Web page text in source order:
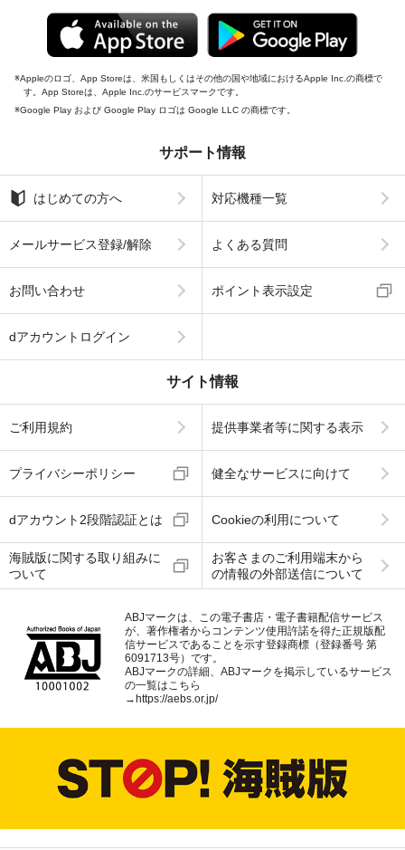
Appleのロゴ、App Storeは、米国もしくはその他の国や地域におけるApple Inc.の商標で
す。App Storeは、Apple Inc.のサービスマークです。
Google Play および Google Play ロゴは Google LLC の商標です。
サポート情報
はじめての方へ 対応機種一覧
メールサービス登録/解除 よくある質問
お問い合わせ ポイント表示設定
dアカウントログイン
サイト情報
ご利用規約 提供事業者等に関する表示
プライバシーポリシー 健全なサービスに向けて
dアカウント2段階認証とは Cookieの利用について
海賊版に関する取り組みに
ついて
お客さまのご利用端末から
の情報の外部送信について
ABJマークは、この電子書店・電子書籍配信サービス
が、著作権者からコンテンツ使用許諾を得た正規版配
信サービスであることを示す登録商標（登録番号 第
6091713号）です。
ABJマークの詳細、ABJマークを掲示しているサービス
の一覧はこちら
→ https://aebs.or.jp/